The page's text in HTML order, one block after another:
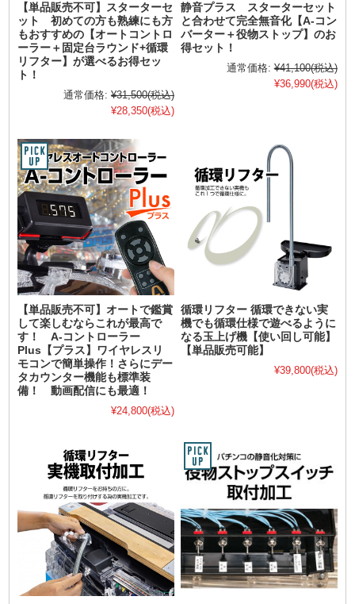
【単品販売不可】スターターセ
ット 初めての方も熟練にも方
もおすすめの【オートコントロ
ーラー＋固定台ラウンド+循環
リフター】が選べるお得セッ
ト！
通常価格: ¥31,500(税込)
¥28,350(税込)
静音プラス スターターセット
と合わせて完全無音化【A-コン
バーター＋役物ストップ】のお
得セット！
通常価格: ¥41,100(税込)
¥36,990(税込)
【単品販売不可】オートで鑑賞
して楽しむならこれが最高で
す！ A-コントローラー
Plus【プラス】ワイヤレスリ
モコンで簡単操作！さらにデー
タカウンター機能も標準装
備！ 動画配信にも最適！
¥24,800(税込)
循環リフター 循環できない実
機でも循環仕様で遊べるように
なる玉上げ機【使い回し可能】
【単品販売可能】
¥39,800(税込)